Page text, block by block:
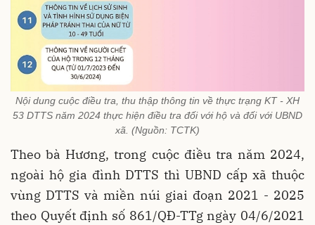
Nội dung cuộc điều tra, thu thập thông tin về thực trạng KT - XH
53 DTTS năm 2024 thực hiện điều tra đối với hộ và đối với UBND
xã. (Nguồn: TCTK)
Theo bà Hương, trong cuộc điều tra năm 2024,
ngoài hộ gia đình DTTS thì UBND cấp xã thuộc
vùng DTTS và miền núi giai đoạn 2021 - 2025
theo Quyết định số 861/QĐ-TTg ngày 04/6/2021